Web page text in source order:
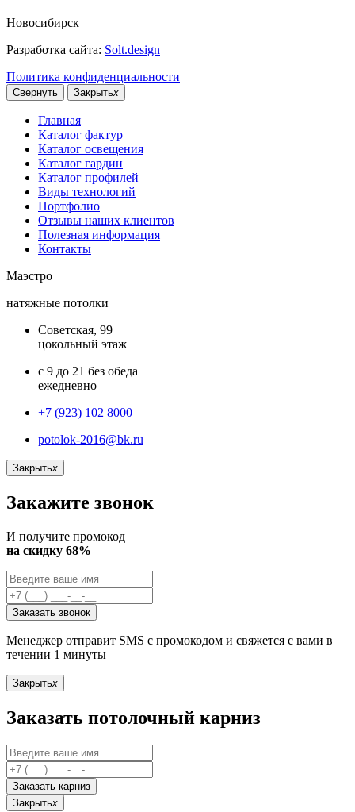
Новосибирск
Разработка сайта: Solt.design
Политика конфиденциальности
Свернуть Закрытьx
Главная
Каталог фактур
Каталог освещения
Каталог гардин
Каталог профилей
Виды технологий
Портфолио
Отзывы наших клиентов
Полезная информация
Контакты
Маэстро
натяжные потолки
Советская, 99
цокольный этаж
с 9 до 21 без обеда
ежедневно
+7 (923) 102 8000
potolok-2016@bk.ru
Закрытьx
Закажите звонок
И получите промокод
на скидку 68%
Заказать звонок
Менеджер отправит SMS с промокодом и свяжется с вами в
течении 1 минуты
Закрытьx
Заказать потолочный карниз
Заказать карниз
Закрытьx